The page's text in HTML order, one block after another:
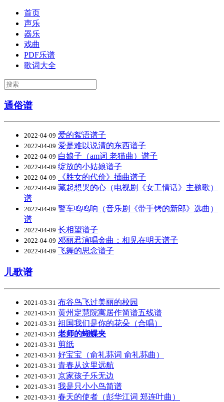
首页
声乐
器乐
戏曲
PDF乐谱
歌词大全
通俗谱
2022-04-09 爱的絮语谱子
2022-04-09 爱是难以说清的东西谱子
2022-04-09 白娘子（am词 老猫曲）谱子
2022-04-09 绽放的小姑娘谱子
2022-04-09 《胜女的代价》插曲谱子
2022-04-09 藏起想哭的心（电视剧《女工情话》主题歌）
谱
2022-04-09 警车鸣鸣响（音乐剧《带手铐的新郎》选曲）
谱
2022-04-09 长相望谱子
2022-04-09 邓丽君演唱金曲：相见在明天谱子
2022-04-09 飞舞的思念谱子
儿歌谱
2021-03-31 布谷鸟飞过美丽的校园
2021-03-31 黄州定慧院寓居作简谱五线谱
2021-03-31 祖国我们是你的花朵（合唱）
2021-03-31 老师的蝴蝶夹
2021-03-31 剪纸
2021-03-31 好宝宝（俞礼荪词 俞礼荪曲）
2021-03-31 青春从这里远航
2021-03-31 京家孩子乐无边
2021-03-31 我是只小小鸟简谱
2021-03-31 春天的使者（彭华江词 郑连叶曲）